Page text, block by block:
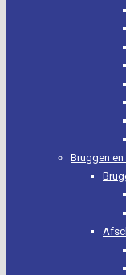
Bruggen